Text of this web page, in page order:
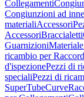
Collegamenti
Congiunzioni ad
materialiAccessori
AccessoriBraccialetti
Guarnizioni
ricambio per
d'ispezionePezzi di
specialiPezzi di
SuperTubeCurve